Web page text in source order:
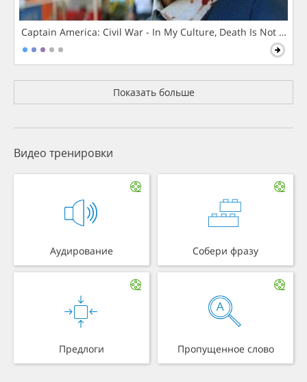
Captain America: Civil War - In My Culture, Death Is Not The
Показать больше
Видео тренировки
Аудирование Собери фразу
Предлоги Пропущенное слово